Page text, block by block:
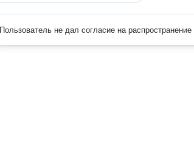
Пользователь не дал согласие на